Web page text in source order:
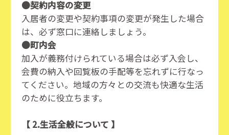
●契約内容の変更
入居者の変更や契約事項の変更が発生した場合
は、必ず窓口に連絡しましょう。
●町内会
加入が義務付けられている場合は必ず入会し、
会費の納入や回覧板の手配等を忘れずに行なっ
てください。地域の方々との交流も快適な生活
のために役立ちます。
【 2.生活全般について 】